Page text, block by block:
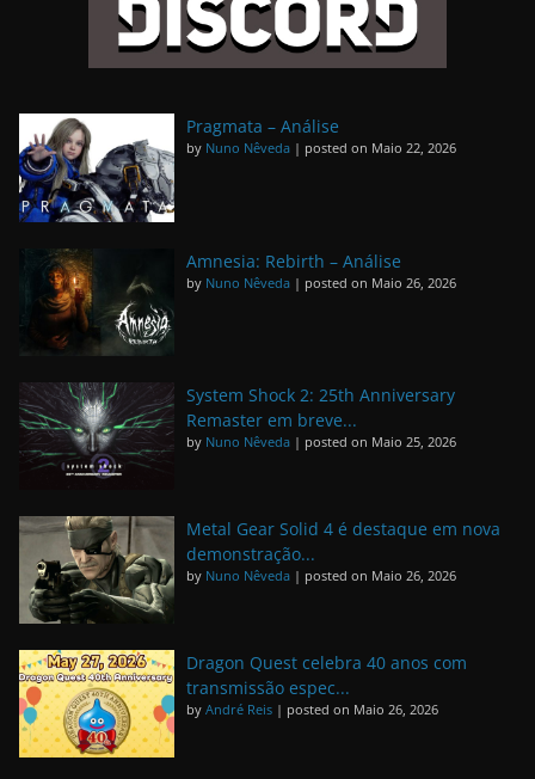
Pragmata – Análise
by Nuno Nêveda | posted on Maio 22, 2026
Amnesia: Rebirth – Análise
by Nuno Nêveda | posted on Maio 26, 2026
System Shock 2: 25th Anniversary
Remaster em breve...
by Nuno Nêveda | posted on Maio 25, 2026
Metal Gear Solid 4 é destaque em nova
demonstração...
by Nuno Nêveda | posted on Maio 26, 2026
Dragon Quest celebra 40 anos com
transmissão espec...
by André Reis | posted on Maio 26, 2026